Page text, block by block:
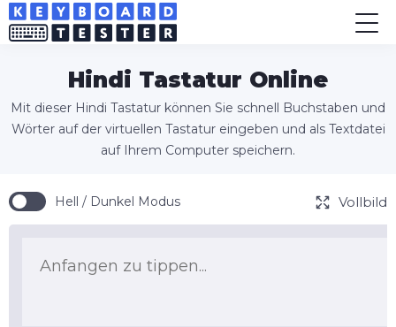
Hindi Tastatur Online
Mit dieser Hindi Tastatur können Sie schnell Buchstaben und
Wörter auf der virtuellen Tastatur eingeben und als Textdatei
auf Ihrem Computer speichern.
Hell / Dunkel Modus Vollbild